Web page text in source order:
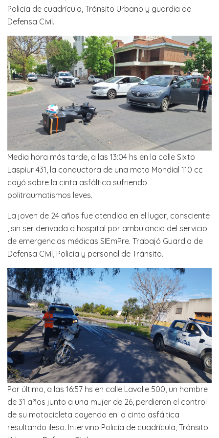
Policía de cuadrícula, Tránsito Urbano y guardia de
Defensa Civil.
Media hora más tarde, a las 13:04 hs en la calle Sixto
Laspiur 431, la conductora de una moto Mondial 110 cc
cayó sobre la cinta asfáltica sufriendo
politraumatismos leves.
La joven de 24 años fue atendida en el lugar, consciente
, sin ser derivada a hospital por ambulancia del servicio
de emergencias médicas SIEmPre. Trabajó Guardia de
Defensa Civil, Policía y personal de Tránsito.
Por último, a las 16:57 hs en calle Lavalle 500, un hombre
de 31 años junto a una mujer de 26, perdieron el control
de su motocicleta cayendo en la cinta asfáltica
resultando ileso. Intervino Policía de cuadrícula, Tránsito